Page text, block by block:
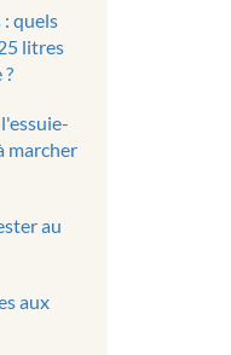
: quels
litres
marcher
au
aux